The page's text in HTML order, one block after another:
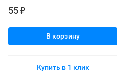
55 ₽
В корзину
Купить в 1 клик